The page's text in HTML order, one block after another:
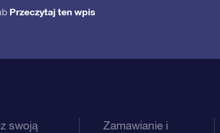
Przeczytaj ten wpis
swoją
Zamawianie i